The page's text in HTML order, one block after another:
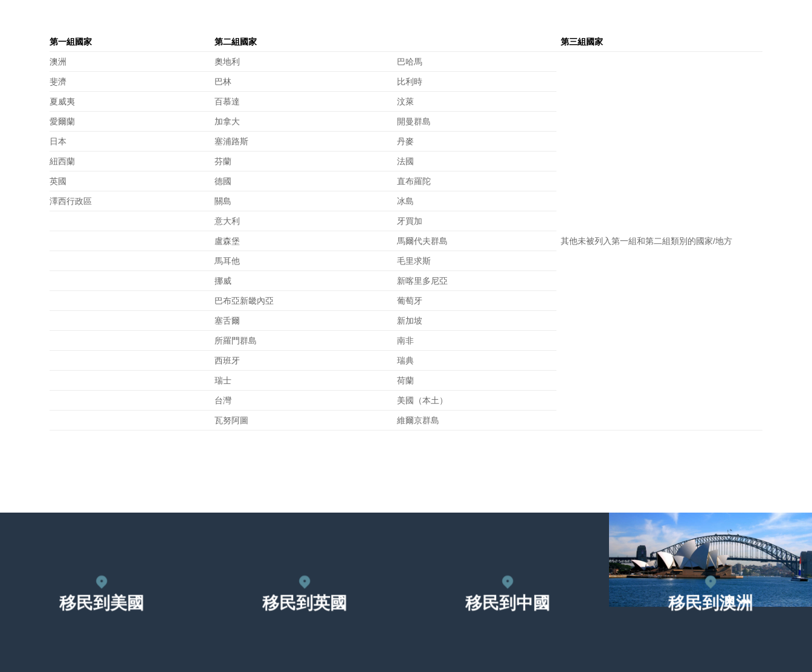
第一組國家 第二組國家 第三組國家
澳洲 奧地利 巴哈馬
其他未被列入第一組和第二組類別的國家/地方
斐濟 巴林 比利時
夏威夷 百慕達 汶萊
愛爾蘭 加拿大 開曼群島
日本 塞浦路斯 丹麥
紐西蘭 芬蘭 法國
英國 德國 直布羅陀
澤西行政區 關島 冰島
意大利 牙買加
盧森堡 馬爾代夫群島
馬耳他 毛里求斯
挪威 新喀里多尼亞
巴布亞新畿內亞 葡萄牙
塞舌爾 新加坡
所羅門群島 南非
西班牙 瑞典
瑞士 荷蘭
台灣 美國（本土）
瓦努阿圖 維爾京群島
移民到美國 移民到英國 移民到中國 移民到澳洲